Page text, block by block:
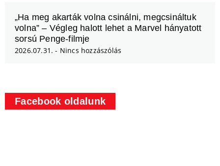
„Ha meg akarták volna csinálni, megcsináltuk
volna” – Végleg halott lehet a Marvel hányatott
sorsú Penge-filmje
2026.07.31. Nincs hozzászólás
Facebook oldalunk